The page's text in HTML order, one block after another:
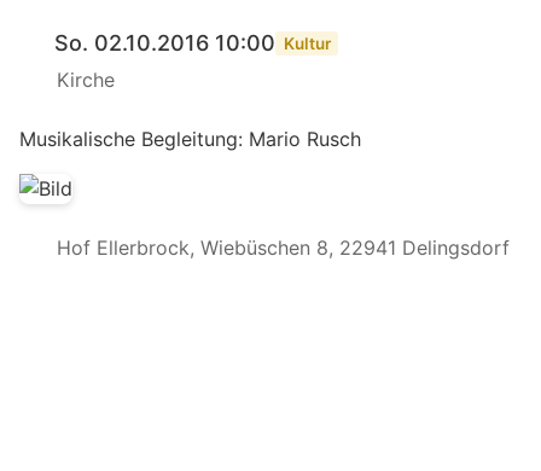
So. 02.10.2016 10:00 Kultur
Kirche
Musikalische Begleitung: Mario Rusch
Hof Ellerbrock, Wiebüschen 8, 22941 Delingsdorf